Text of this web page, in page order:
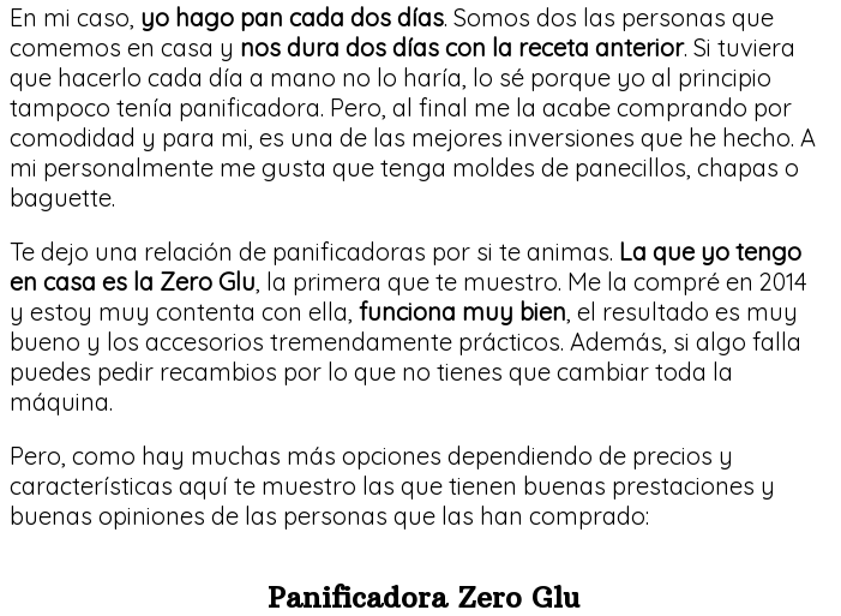
En mi caso, yo hago pan cada dos días. Somos dos las personas que
comemos en casa y nos dura dos días con la receta anterior. Si tuviera
que hacerlo cada día a mano no lo haría, lo sé porque yo al principio
tampoco tenía panificadora. Pero, al final me la acabe comprando por
comodidad y para mi, es una de las mejores inversiones que he hecho. A
mi personalmente me gusta que tenga moldes de panecillos, chapas o
baguette.
Te dejo una relación de panificadoras por si te animas. La que yo tengo
en casa es la Zero Glu , la primera que te muestro. Me la compré en 2014
y estoy muy contenta con ella, funciona muy bien , el resultado es muy
bueno y los accesorios tremendamente prácticos. Además, si algo falla
puedes pedir recambios por lo que no tienes que cambiar toda la
máquina.
Pero, como hay muchas más opciones dependiendo de precios y
características aquí te muestro las que tienen buenas prestaciones y
buenas opiniones de las personas que las han comprado:
Panificadora Zero Glu